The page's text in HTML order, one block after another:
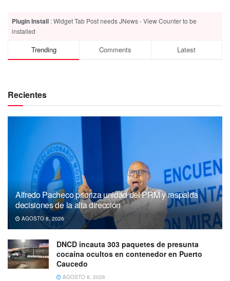
Plugin Install : Widget Tab Post needs JNews - View Counter to be
installed
Trending Comments Latest
Recientes
Alfredo Pacheco prioriza unidad del PRM y respalda
decisiones de la alta dirección
AGOSTO 8, 2026
DNCD incauta 303 paquetes de presunta
cocaína ocultos en contenedor en Puerto
Caucedo
AGOSTO 8, 2026